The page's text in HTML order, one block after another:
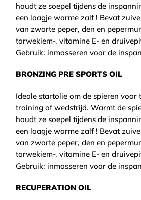
houdt ze soepel tijdens de
een laagje warme zalf ! Bevat
van zwarte peper, den en
tarwekiem-, vitamine E- en
Gebruik: inmasseren voor de
BRONZING PRE SPORTS OIL
Ideale startolie om de spieren voor
training of wedstrijd. Warmt de
houdt ze soepel tijdens de
een laagje warme zalf ! Bevat
van zwarte peper, den en
tarwekiem-, vitamine E- en
Gebruik: inmasseren voor de
RECUPERATION OIL